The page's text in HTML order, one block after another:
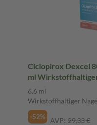
Ciclopirox Dexcel
ml
6.6 ml
Wirkstoffhaltiger
-52%
AVP: 29,33 €